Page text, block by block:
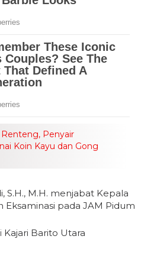
Penyair
Koin Kayu dan Gong
S.H., M.H. menjabat Kepala
Eksaminasi pada JAM Pidum
Kajari Barito Utara